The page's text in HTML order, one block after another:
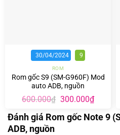
30/04/2024 9
ROM
Rom gốc S9 (SM-G960F) Mod
auto ADB, nguồn
600.000₫ Giá
là:
600.000₫.
300.000₫Giá
hiện
tại
là:
Đánh giá Rom gốc Note 9
ADB, nguồn